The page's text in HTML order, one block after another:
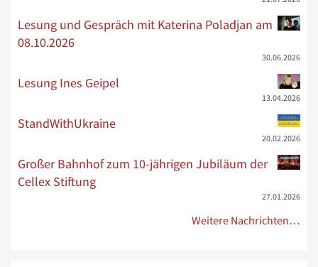
Lesung und Gespräch mit Katerina Poladjan am
08.10.2026
30.06.2026
Lesung Ines Geipel
13.04.2026
StandWithUkraine
20.02.2026
Großer Bahnhof zum 10-jährigen Jubiläum der
Cellex Stiftung
27.01.2026
Weitere Nachrichten…